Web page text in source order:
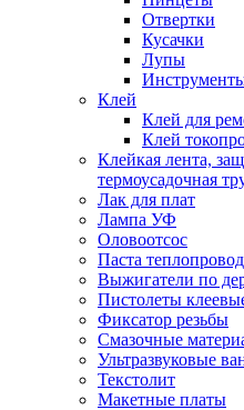
Отвертки
Кусачки
Лупы
Клей
Клей для
Клей
Клейкая лента,
термоусадочная
Лак для плат
Лампа УФ
Оловоотсос
Паста
Выжигатели по
Пистолеты
Фиксатор резьбы
Смазочные
Ультразвуковые
Текстолит
Макетные платы